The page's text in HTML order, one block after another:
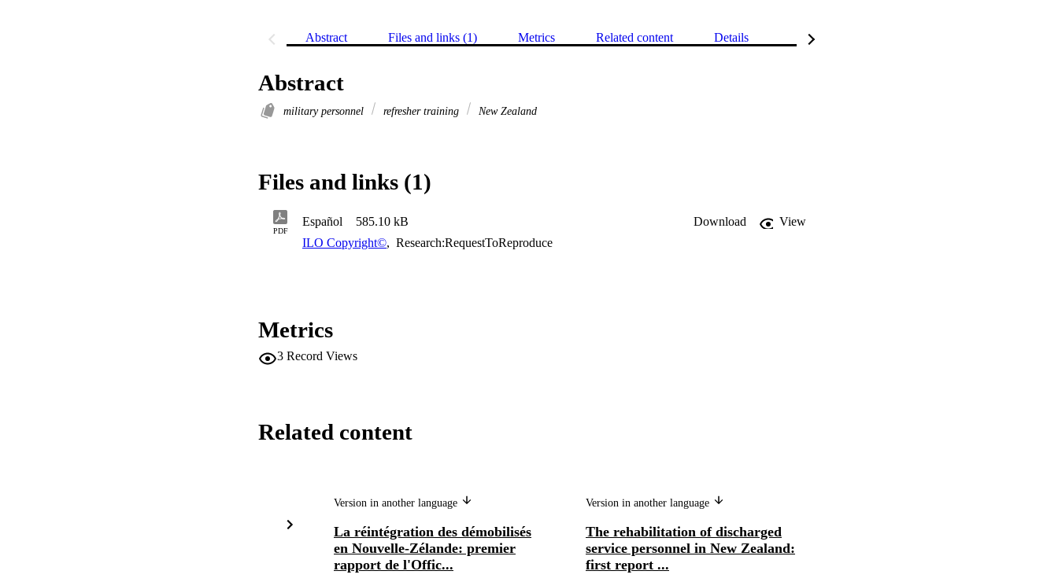
Abstract Files and links (1) Metrics Related content Details
Abstract
military personnel refresher training New Zealand
Files and links (1)
PDF
Español 585.10 kB Download
View
ILO Copyright©, Research:RequestToReproduce
Metrics
3 Record Views
Related content
Version in another language
La réintégration des démobilisés
en Nouvelle-Zélande: premier
rapport de l'Offic...
Version in another language
The rehabilitation of discharged
service personnel in New Zealand:
first report ...